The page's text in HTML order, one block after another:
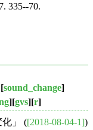
335--70.
sound_change]
][gvs][r]
」 ([2018-08-04-1])